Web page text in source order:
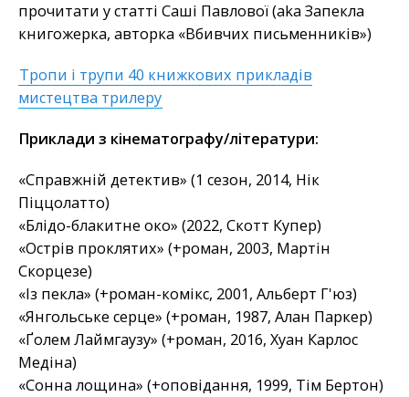
прочитати у статті Саші Павлової (aka Запекла
книгожерка, авторка «Вбивчих письменників»)
Тропи і трупи 40 книжкових прикладів
мистецтва трилеру
Приклади з кінематографу/літератури:
«Справжній детектив» (1 сезон, 2014, Нік
Піццолатто)
«Блідо-блакитне око» (2022, Скотт Купер)
«Острів проклятих» (+роман, 2003, Мартін
Скорцезе)
«Із пекла» (+роман-комікс, 2001, Альберт Г'юз)
«Янгольське серце» (+роман, 1987, Алан Паркер)
«Ґолем Лаймгаузу» (+роман, 2016, Хуан Карлос
Медіна)
«Сонна лощина» (+оповідання, 1999, Тім Бертон)